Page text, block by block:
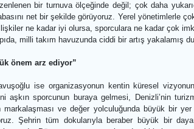
Apaydın, Denizli’deki organizasyonun
çabasını net bir şekilde görüyoruz.
altyapıda, milli takım havuzunda ciddi bir
için büyük önem arz ediyor”